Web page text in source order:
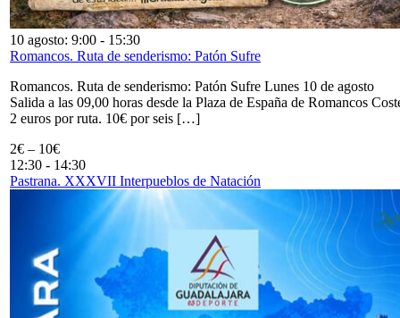
10 agosto: 9:00 - 15:30
Romancos. Ruta de senderismo: Patón Sufre
Romancos. Ruta de senderismo: Patón Sufre Lunes 10 de agosto
Salida a las 09,00 horas desde la Plaza de España de Romancos
2 euros por ruta. 10€ por seis […]
2€ – 10€
12:30 - 14:30
Pastrana. XXXVII Interpueblos de Natación